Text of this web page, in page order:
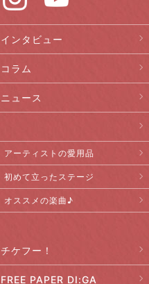
インタビュー
コラム
ニュース
アーティストの愛用品
初めて立ったステージ
オススメの楽曲♪
チケフー！
FREE PAPER DI:GA